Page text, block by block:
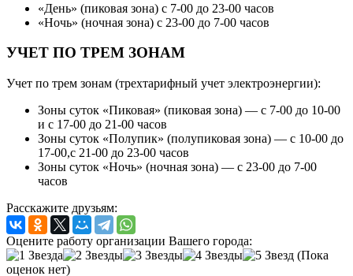
«День» (пиковая зона) с 7-00 до 23-00 часов
«Ночь» (ночная зона) с 23-00 до 7-00 часов
УЧЕТ ПО ТРЕМ ЗОНАМ
Учет по трем зонам (трехтарифный учет электроэнергии):
Зоны суток «Пиковая» (пиковая зона) — с 7-00 до 10-00
и с 17-00 до 21-00 часов
Зоны суток «Полупик» (полупиковая зона) — с 10-00 до
17-00,с 21-00 до 23-00 часов
Зоны суток «Ночь» (ночная зона) — с 23-00 до 7-00
часов
Расскажите друзьям:
Оцените работу организации Вашего города:
(Пока
оценок нет)